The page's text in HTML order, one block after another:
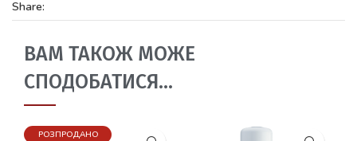
Share:
ВАМ ТАКОЖ МОЖЕ
СПОДОБАТИСЯ…
РОЗПРОДАНО